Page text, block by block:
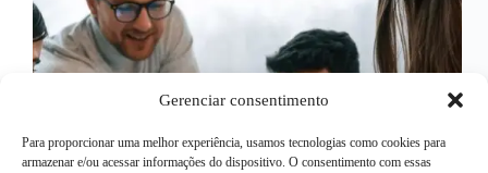
Gerenciar consentimento
Para proporcionar uma melhor experiência, usamos tecnologias como cookies para
armazenar e/ou acessar informações do dispositivo. O consentimento com essas